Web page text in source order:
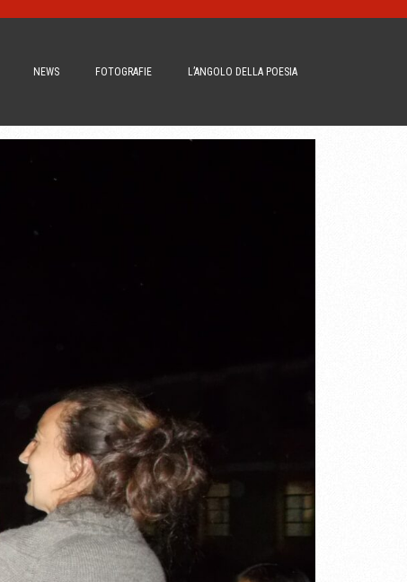
NEWS FOTOGRAFIE L’ANGOLO DELLA POESIA